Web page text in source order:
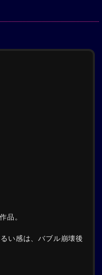
品。
い感は、バブル崩壊後